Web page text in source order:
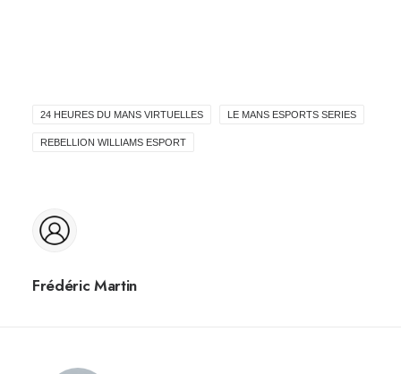
24 HEURES DU MANS VIRTUELLES LE MANS ESPORTS SERIES
REBELLION WILLIAMS ESPORT
Frédéric Martin